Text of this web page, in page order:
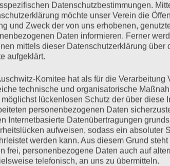
06.07.2020
Plädoyer des Staatsanwalts Zu Beginn
verlesen wird, beides hochbetagte
Reise zum Prozess nach Hamburg nicht
Datenschutzbestimmungen.
möchte unser Verein die
und Zweck der von uns erhobenen,
Daten informieren. Ferner
mittels dieser Datenschutzerklärung über
aufgeklärt.
Komitee hat als für die Verarbeitung
technische und organisatorische
lückenlosen Schutz der über diese
personenbezogenen Daten
Internetbasierte Datenübertragungen
aufweisen, sodass ein absoluter
werden kann. Aus diesem Grund
frei, personenbezogene Daten auch auf
telefonisch, an uns zu übermitteln.